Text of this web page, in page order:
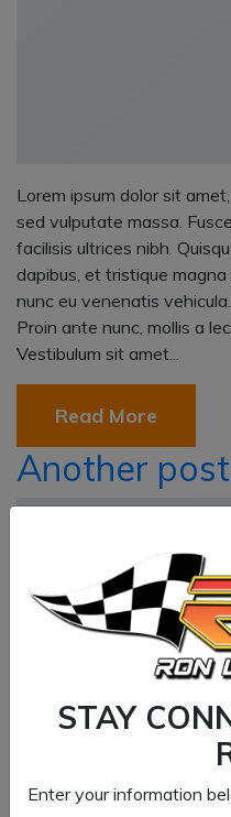
Lorem ipsum dolor sit
sed vulputate massa.
facilisis ultrices nibh.
dapibus, et tristique
nunc eu venenatis
Proin ante nunc, mollis a
Vestibulum sit amet...
Read More
Another
STAY
Enter your information